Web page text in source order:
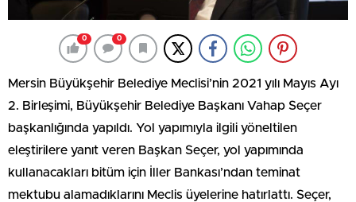
0 0
Mersin Büyükşehir Belediye Meclisi’nin 2021 yılı Mayıs Ayı
2. Birleşimi, Büyükşehir Belediye Başkanı Vahap Seçer
başkanlığında yapıldı. Yol yapımıyla ilgili yöneltilen
eleştirilere yanıt veren Başkan Seçer, yol yapımında
kullanacakları bitüm için İller Bankası’ndan teminat
mektubu alamadıklarını Meclis üyelerine hatırlattı. Seçer,